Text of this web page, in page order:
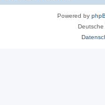
Powered by